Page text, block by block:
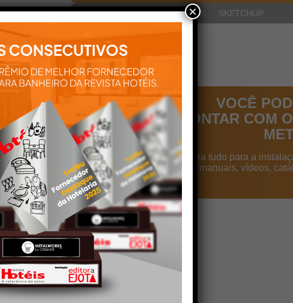
ACABAMENTOS DIMENSIONAIS SKETCHUP
VOCÊ
CONTAR COM
Aqui você encontra tudo para a
nossos produtos: manuais, vídeos,
×